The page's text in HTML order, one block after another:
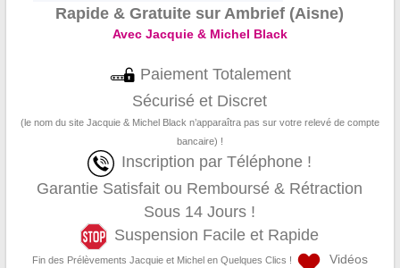
Rapide & Gratuite sur Ambrief (Aisne)
Avec Jacquie & Michel Black
Paiement Totalement
Sécurisé et Discret
(le nom du site Jacquie & Michel Black n’apparaîtra pas sur votre relevé de compte
bancaire) !
Inscription par Téléphone !
Garantie Satisfait ou Remboursé & Rétraction
Sous 14 Jours !
Suspension Facile et Rapide
Fin des Prélèvements Jacquie et Michel en Quelques Clics !
Vidéos